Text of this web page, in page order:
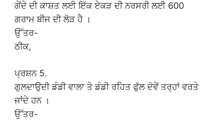
ਗੇਂਦੇ ਦੀ ਕਾਸ਼ਤ ਲਈ ਇੱਕ ਏਕੜ ਦੀ ਨਰਸਰੀ ਲਈ 600
ਗਰਾਮ ਬੀਜ ਦੀ ਲੋੜ ਹੈ ।
ਉੱਤਰ-
ਠੀਕ,
ਪ੍ਰਸ਼ਨ 5.
ਗੁਲਦਾਉਦੀ ਡੰਡੀ ਵਾਲਾ ਤੇ ਡੰਡੀ ਰਹਿਤ ਫੁੱਲ ਦੋਵੇਂ ਤਰ੍ਹਾਂ ਵਰਤੇ
ਜਾਂਦੇ ਹਨ ।
ਉੱਤਰ-